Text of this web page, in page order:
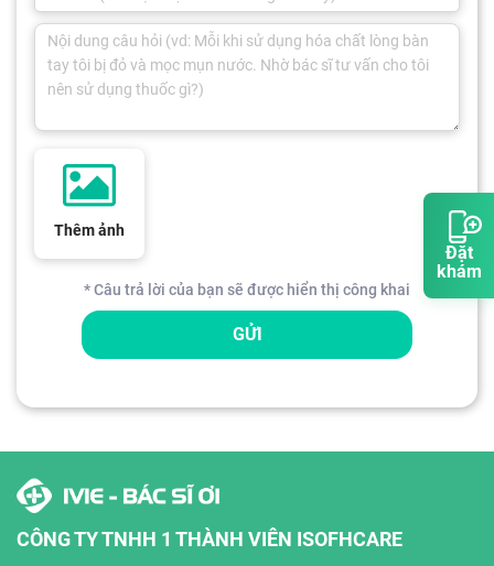
Đặt
khám
Thêm ảnh
* Câu trả lời của bạn sẽ được hiển thị công khai
GỬI
CÔNG TY TNHH 1 THÀNH VIÊN ISOFHCARE